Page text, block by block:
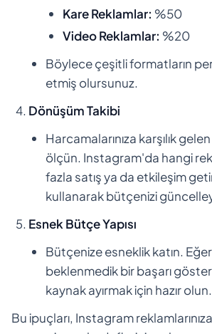
Kare Reklamlar: %50
Video Reklamlar: %20
Böylece çeşitli formatların
etmiş olursunuz.
Dönüşüm Takibi
Harcamalarınıza karşılık
ölçün. Instagram'da hangi
fazla satış ya da etkileşim
kullanarak bütçenizi
Esnek Bütçe Yapısı
Bütçenize esneklik katın.
beklenmedik bir başarı
kaynak ayırmak için hazır olun.
Bu ipuçları, Instagram